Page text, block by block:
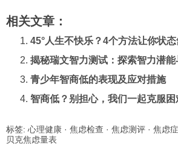
相关文章：
45°人生不快乐？4个方法让你状
揭秘瑞文智力测试：探索智力潜
青少年智商低的表现及应对措施
智商低？别担心，我们一起克服困
标签: 心理健康 · 焦虑检查 · 焦虑测评 · 焦虑
贝克焦虑量表